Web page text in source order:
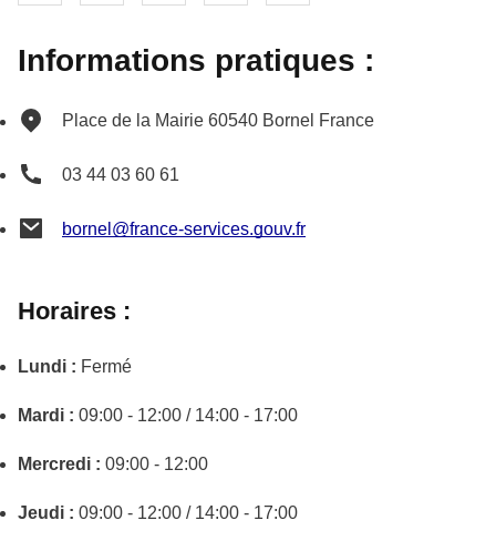
Informations pratiques :
Place de la Mairie 60540 Bornel France
03 44 03 60 61
bornel@france-services.gouv.fr
Horaires :
Lundi : Fermé
Mardi : 09:00 - 12:00 / 14:00 - 17:00
Mercredi : 09:00 - 12:00
Jeudi : 09:00 - 12:00 / 14:00 - 17:00